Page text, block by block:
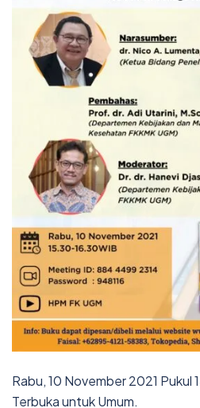
Rabu, 10 November 2021 Pukul
Terbuka untuk Umum.